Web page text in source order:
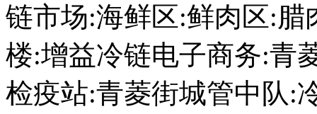
链市场:海鲜区:鲜肉区:
楼:增益冷链电子商务:青
检疫站:青菱街城管中队: